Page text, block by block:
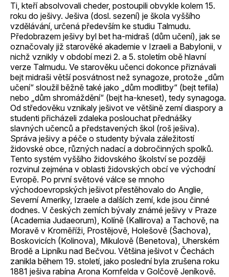
Ti, kteří absolvovali cheder, postoupili obvykle kolem 15.
roku do ješivy. Ješiva (dosl. sezení) je škola vyššího
vzdělávání, určená především ke studiu Talmudu.
Předobrazem ješivy byl bet ha-midraš (dům učení), jak se
označovaly již starověké akademie v Izraeli a Babylonii, v
nichž vznikly v období mezi 2. a 5. stoletím obě hlavní
verze Talmudu. Ve starověku učenci dokonce přiznávali
bejt midraši větší posvátnost než synagoze, protože „dům
učení“ sloužil běžně také jako „dům modlitby“ (bejt tefila)
nebo „dům shromáždění“ (bejt ha-kneset), tedy synagoga.
Od středověku vznikaly ješivot ve většině zemí diaspory a
studenti přicházeli zdaleka poslouchat přednášky
slavných učenců a představených škol (roš ješiva).
Správa ješivy a péče o studenty bývala záležitostí
židovské obce, různých nadací a dobročinných spolků.
Tento systém vyššího židovského školství se později
rozvinul zejména v oblasti židovských obcí ve východní
Evropě. Po první světové válce se mnoho
východoevropských ješivot přestěhovalo do Anglie,
Severní Ameriky, Izraele a dalších zemí, kde jsou činné
dodnes. V českých zemích bývaly známé ješivy v Praze
(Academia Judaeorum), Kolíně (Kallirova) a Tachově, na
Moravě v Kroměříži, Prostějově, Holešově (Šachova),
Boskovicích (Kolinova), Mikulově (Benetova), Uherském
Brodě a Lipníku nad Bečvou. Většina ješivot v Čechách
zanikla během 19. století, jako poslední byla zrušena roku
1881 ješiva rabína Arona Kornfelda v Golčově Jeníkově.